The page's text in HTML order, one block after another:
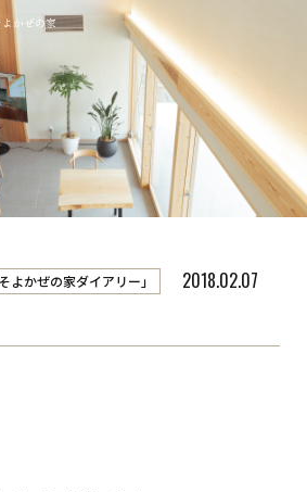
かぜの家
よかぜの家ダイアリー」
2018.02.07